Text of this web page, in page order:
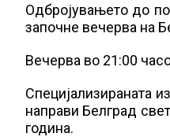
Одбројувањето до
започне вечерва на
Вечерва во 21:00
Специјализираната
направи Белград
година.